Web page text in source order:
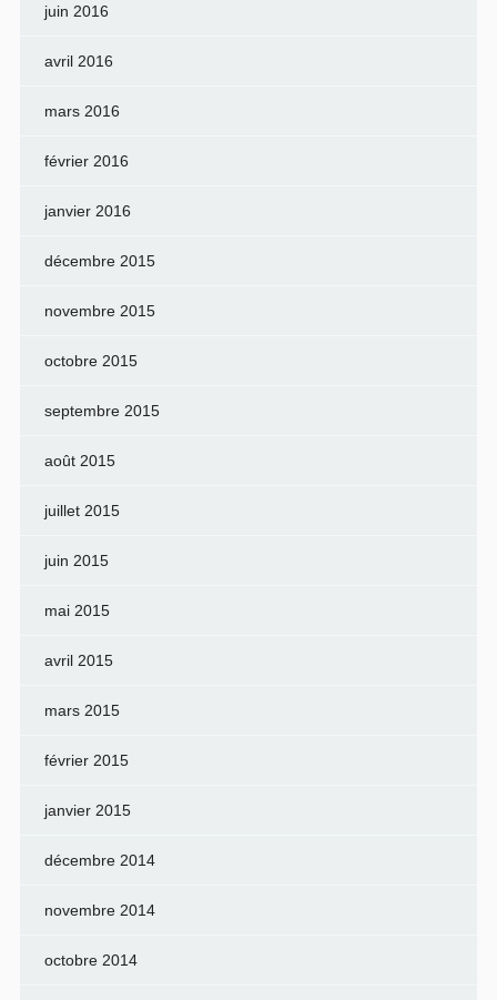
juin 2016
avril 2016
mars 2016
février 2016
janvier 2016
décembre 2015
novembre 2015
octobre 2015
septembre 2015
août 2015
juillet 2015
juin 2015
mai 2015
avril 2015
mars 2015
février 2015
janvier 2015
décembre 2014
novembre 2014
octobre 2014